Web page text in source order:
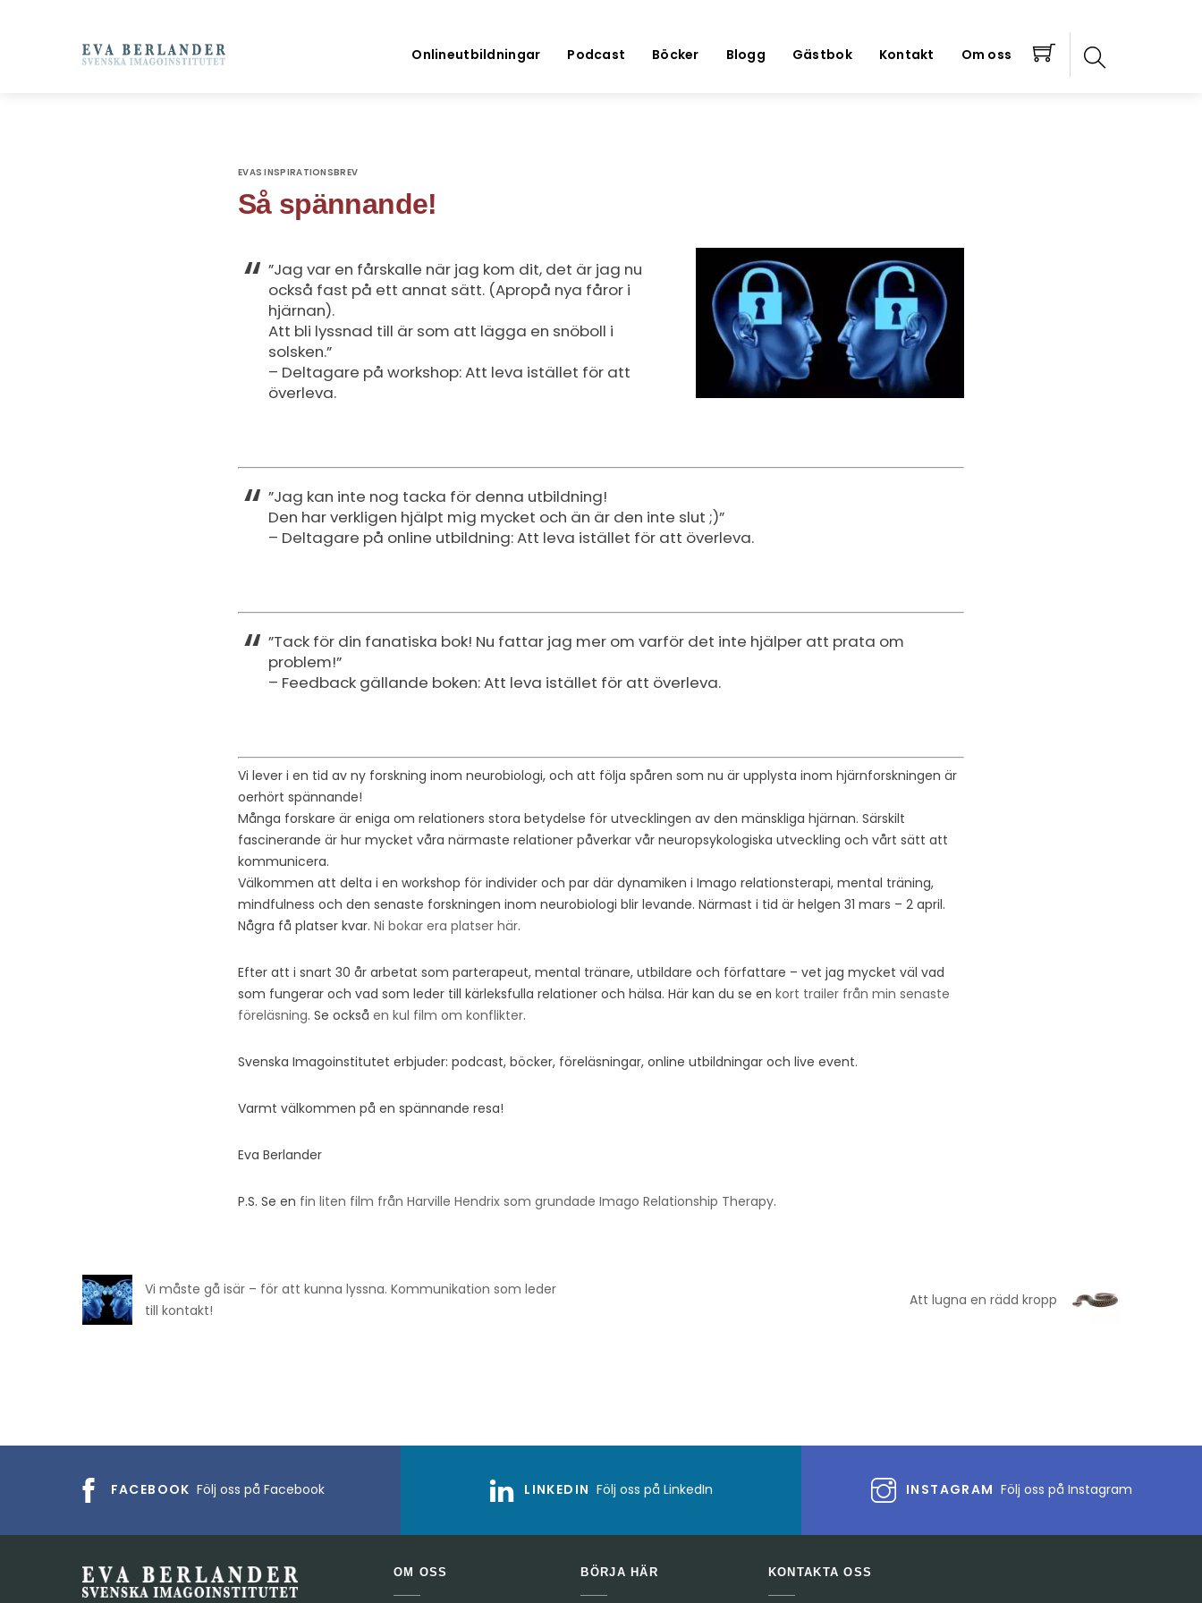
Onlineutbildningar Podcast Böcker Blogg Gästbok Kontakt Om oss
EVAS INSPIRATIONSBREV
Så spännande!
”Jag var en fårskalle när jag kom dit, det är jag nu
också fast på ett annat sätt. (Apropå nya fåror i
hjärnan).
Att bli lyssnad till är som att lägga en snöboll i
solsken.”
– Deltagare på workshop: Att leva istället för att
överleva.
”Jag kan inte nog tacka för denna utbildning!
Den har verkligen hjälpt mig mycket och än är den inte slut ;)”
– Deltagare på online utbildning: Att leva istället för att överleva.
”Tack för din fanatiska bok! Nu fattar jag mer om varför det inte hjälper att prata om
problem!”
– Feedback gällande boken: Att leva istället för att överleva.
Vi lever i en tid av ny forskning inom neurobiologi, och att följa spåren som nu är upplysta inom hjärnforskningen är
oerhört spännande!
Många forskare är eniga om relationers stora betydelse för utvecklingen av den mänskliga hjärnan. Särskilt
fascinerande är hur mycket våra närmaste relationer påverkar vår neuropsykologiska utveckling och vårt sätt att
kommunicera.
Välkommen att delta i en workshop för individer och par där dynamiken i Imago relationsterapi, mental träning,
mindfulness och den senaste forskningen inom neurobiologi blir levande. Närmast i tid är helgen 31 mars – 2 april.
Några få platser kvar. Ni bokar era platser här.
Efter att i snart 30 år arbetat som parterapeut, mental tränare, utbildare och författare – vet jag mycket väl vad
som fungerar och vad som leder till kärleksfulla relationer och hälsa. Här kan du se en kort trailer från min senaste
föreläsning. Se också en kul film om konflikter.
Svenska Imagoinstitutet erbjuder: podcast, böcker, föreläsningar, online utbildningar och live event.
Varmt välkommen på en spännande resa!
Eva Berlander
P.S. Se en fin liten film från Harville Hendrix som grundade Imago Relationship Therapy.
Vi måste gå isär – för att kunna lyssna. Kommunikation som leder
till kontakt!
Att lugna en rädd kropp
FACEBOOK Följ oss på Facebook LINKEDIN Följ oss på LinkedIn INSTAGRAM Följ oss på Instagram
OM OSS BÖRJA HÄR KONTAKTA OSS